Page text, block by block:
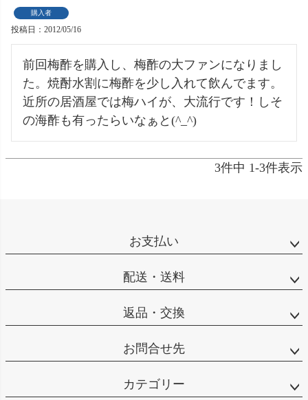
購入者
投稿日 2012/05/16
前回梅酢を購入し、梅酢の大ファンになりまし
た。焼酎水割に梅酢を少し入れて飲んでます。
近所の居酒屋では梅ハイが、大流行です！しそ
の海酢も有ったらいなぁと(^_^)
3件中 1-3件表示
お支払い
配送・送料
返品・交換
お問合せ先
カテゴリー